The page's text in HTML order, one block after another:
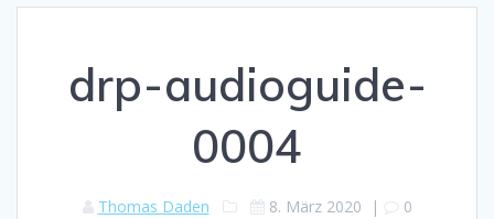
drp-audioguide-
0004
Thomas Daden 8. März 2020 | 0